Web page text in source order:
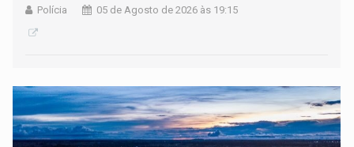
Polícia 05 de Agosto de 2026 às 19:15